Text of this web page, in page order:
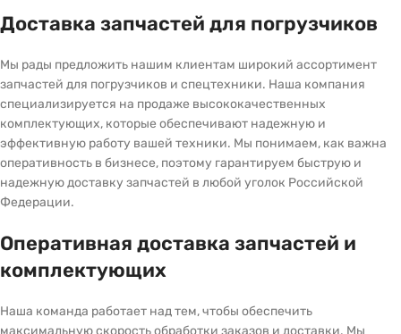
Доставка запчастей для погрузчиков
Мы рады предложить нашим клиентам широкий ассортимент
запчастей для погрузчиков и спецтехники. Наша компания
специализируется на продаже высококачественных
комплектующих, которые обеспечивают надежную и
эффективную работу вашей техники. Мы понимаем, как важна
оперативность в бизнесе, поэтому гарантируем быструю и
надежную доставку запчастей в любой уголок Российской
Федерации.
Оперативная доставка запчастей и
комплектующих
Наша команда работает над тем, чтобы обеспечить
максимальную скорость обработки заказов и доставки. Мы